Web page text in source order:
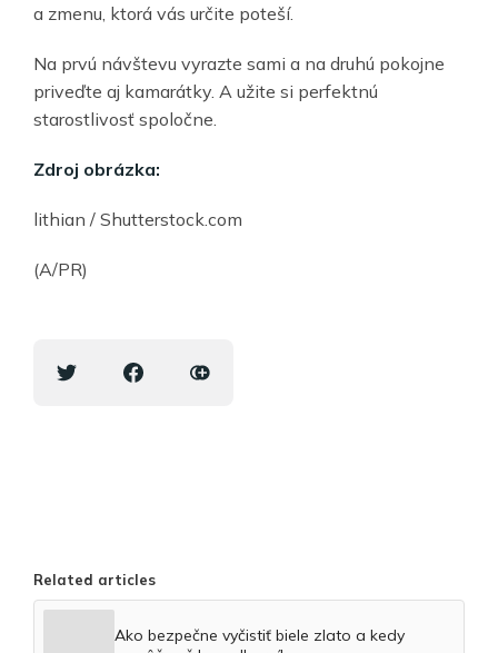
a zmenu, ktorá vás určite poteší.
Na prvú návštevu vyrazte sami a na druhú pokojne
priveďte aj kamarátky. A užite si perfektnú
starostlivosť spoločne.
Zdroj obrázka:
lithian / Shutterstock.com
(A/PR)
Related articles
Ako bezpečne vyčistiť biele zlato a kedy